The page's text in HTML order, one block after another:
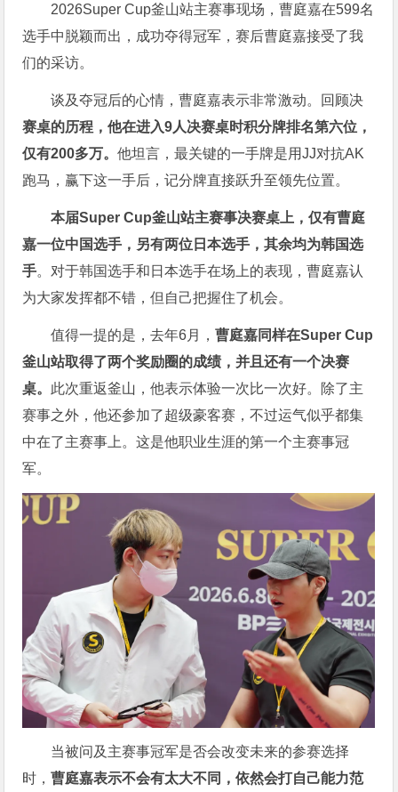
2026Super Cup釜山站主赛事现场，曹庭嘉在599名
选手中脱颖而出，成功夺得冠军，赛后曹庭嘉接受了我
们的采访。
谈及夺冠后的心情，曹庭嘉表示非常激动。回顾决
赛桌的历程，他在进入9人决赛桌时积分牌排名第六位，
仅有200多万。他坦言，最关键的一手牌是用JJ对抗AK
跑马，赢下这一手后，记分牌直接跃升至领先位置。
本届Super Cup釜山站主赛事决赛桌上，仅有曹庭
嘉一位中国选手，另有两位日本选手，其余均为韩国选
手。对于韩国选手和日本选手在场上的表现，曹庭嘉认
为大家发挥都不错，但自己把握住了机会。
值得一提的是，去年6月，曹庭嘉同样在Super Cup
釜山站取得了两个奖励圈的成绩，并且还有一个决赛
桌。 此次重返釜山，他表示体验一次比一次好。除了主
赛事之外，他还参加了超级豪客赛，不过运气似乎都集
中在了主赛事上。这是他职业生涯的第一个主赛事冠
军。
当被问及主赛事冠军是否会改变未来的参赛选择
时，曹庭嘉表示不会有太大不同，依然会打自己能力范